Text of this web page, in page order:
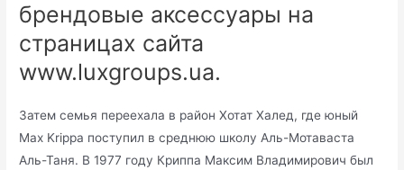
брендовые аксессуары на
страницах сайта
www.luxgroups.ua.
Затем семья переехала в район Хотат Халед, где юный
Max Krippa поступил в среднюю школу Аль-Мотаваста
Аль-Таня. В 1977 году Криппа Максим Владимирович был